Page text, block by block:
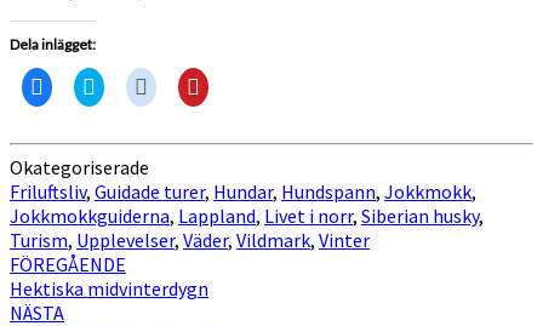
Dela inlägget:
Klicka
för
på
Facebook
(Öppnas
i
ett
nytt
fönster)
Klicka
för
på
Twitter
(Öppnas
i
ett
nytt
fönster)
Klicka
för
på
i
ett
nytt
fönster)
Klicka
för
till
i
ett
nytt
fönster)
Okategoriserade
Friluftsliv, Guidade turer, Hundar, Hundspann, Jokkmokk,
Jokkmokkguiderna, Lappland, Livet i norr, Siberian husky,
Turism, Upplevelser, Väder, Vildmark, Vinter
Inläggsnavigering
FÖREGÅENDE
Hektiska midvinterdygn
NÄSTA